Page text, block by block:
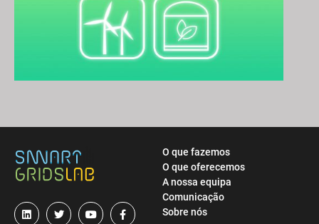
O que fazemos
O que oferecemos
A nossa equipa
Comunicação
Sobre nós